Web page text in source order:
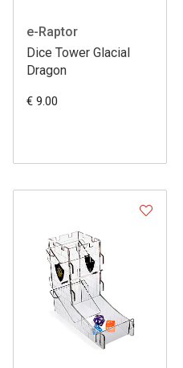
e-Raptor
Dice Tower Glacial
Dragon
€ 9.00